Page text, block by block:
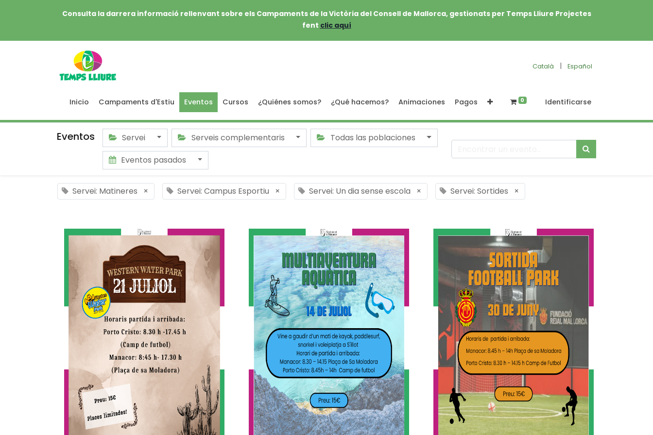
Consulta la darrera informació rellenvant sobre els Campaments de la Victòria del Consell de Mallorca, gestionats per Temps Lliure Projectes
fent clic aquí
Català | Español
Inicio Campaments d'Estiu Eventos Cursos ¿Quiénes somos? ¿Qué hacemos? Animaciones Pagos 0 Identificarse
Eventos Servei Serveis complementaris
Todas las poblaciones
Eventos pasados
Servei: Matineres × Servei: Campus Esportiu × Servei: Un dia sense escola × Servei: Sortides ×